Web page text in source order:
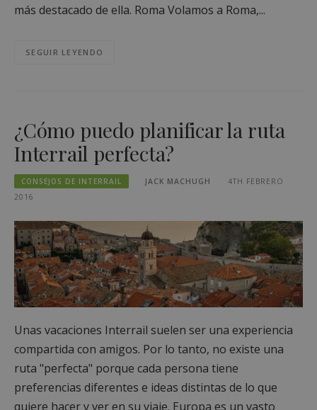
más destacado de ella. Roma Volamos a Roma,...
SEGUIR LEYENDO
¿Cómo puedo planificar la ruta
Interrail perfecta?
CONSEJOS DE INTERRAIL JACK MACHUGH
4TH FEBRERO
2016
Unas vacaciones Interrail suelen ser una experiencia
compartida con amigos. Por lo tanto, no existe una
ruta "perfecta" porque cada persona tiene
preferencias diferentes e ideas distintas de lo que
quiere hacer y ver en su viaje. Europa es un vasto